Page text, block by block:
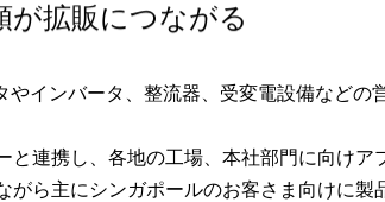
が拡販につながる
やインバータ、整流器、受変電設備など
と連携し、各地の工場、本社部門に向けア
がら主にシンガポールのお客さま向けに製